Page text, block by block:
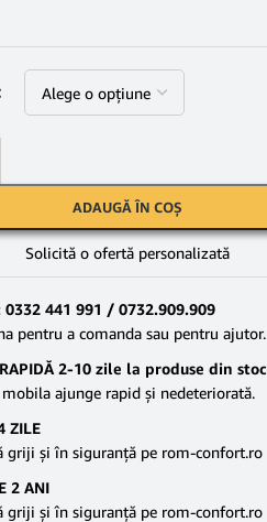
ADAUGĂ ÎN COȘ
Solicită o ofertă personalizată
0332 441 991 / 0732.909.909
pentru a comanda sau pentru ajutor.
RAPIDĂ 2-10 zile la produse din stoc
ajunge rapid şi nedeteriorată.
ZILE
griji şi în siguranţă pe rom-confort.ro
2 ANI
griji şi în siguranţă pe rom-confort.ro